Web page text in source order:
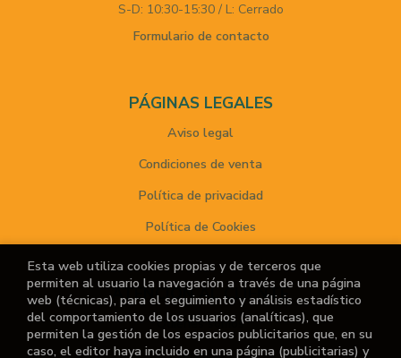
S-D: 10:30-15:30 / L: Cerrado
Formulario de contacto
PÁGINAS LEGALES
Aviso legal
Condiciones de venta
Política de privacidad
Política de Cookies
ATENCIÓN AL CLIENTE
Quiénes somos
Noticias
Esta web utiliza cookies propias y de terceros que
permiten al usuario la navegación a través de una página
web (técnicas), para el seguimiento y análisis estadístico
del comportamiento de los usuarios (analíticas), que
permiten la gestión de los espacios publicitarios que, en su
caso, el editor haya incluido en una página (publicitarias) y